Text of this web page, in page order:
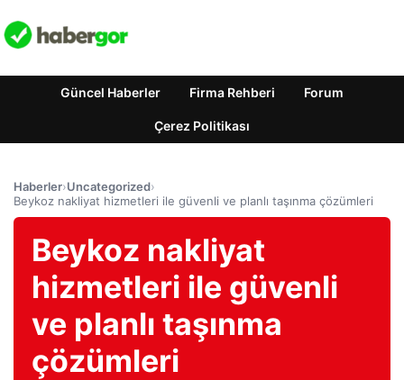
Güncel Haberler Firma Rehberi Forum
Çerez Politikası
Haberler›Uncategorized›
Beykoz nakliyat hizmetleri ile güvenli ve planlı taşınma çözümleri
Beykoz nakliyat
hizmetleri ile güvenli
ve planlı taşınma
çözümleri